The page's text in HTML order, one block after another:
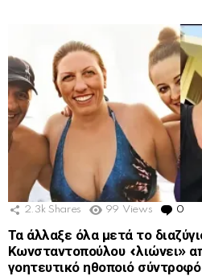
2.3k Shares 99 Views 0
Τα άλλαξε όλα μετά το
Κωνσταντοπούλου «λιώνει»
γοητευτικό ηθοποιό